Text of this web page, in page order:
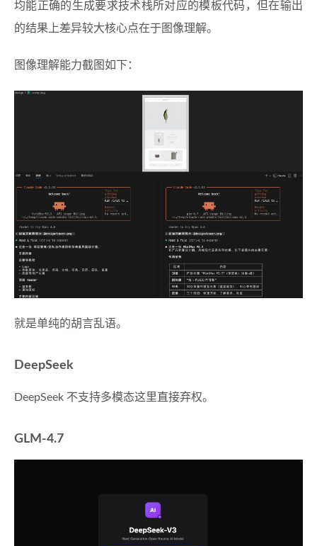
均能正确的生成要求技术栈所对应的模板代码，但在输出
的结果上差异较大核心点在于图像理解。
图像理解能力截图如下：
就是单纯的胡言乱语。
DeepSeek
DeepSeek 不支持多模态这里直接弃权。
GLM-4.7